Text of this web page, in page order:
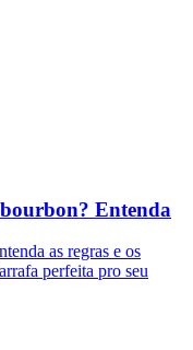
Entenda
as regras e os
perfeita pro seu